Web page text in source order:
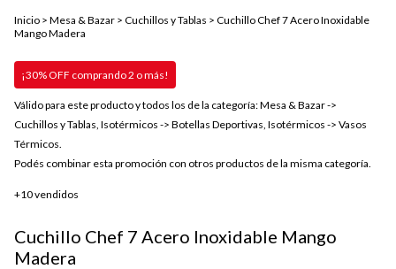
Inicio > Mesa & Bazar > Cuchillos y Tablas > Cuchillo Chef 7 Acero Inoxidable
Mango Madera
¡30% OFF comprando 2 o más!
Válido para este producto y todos los de la categoría: Mesa & Bazar ->
Cuchillos y Tablas, Isotérmicos -> Botellas Deportivas, Isotérmicos -> Vasos
Térmicos.
Podés combinar esta promoción con otros productos de la misma categoría.
+10 vendidos
Cuchillo Chef 7 Acero Inoxidable Mango
Madera